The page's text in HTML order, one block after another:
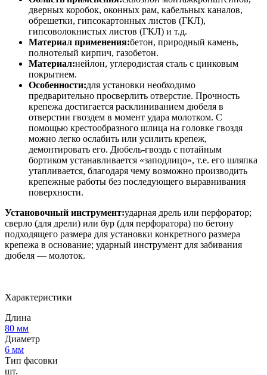
дверных коробок, оконных рам, кабельных каналов,
обрешетки, гипсокартонных листов (ГКЛ),
гипсоволокнистых листов (ГКЛ) и т.д.
Материал применения:бетон, природный камень,
полнотелый кирпич, газобетон.
Материал:нейлон, углеродистая сталь с цинковым
покрытием.
Особенности:для установки необходимо
предварительно просверлить отверстие. Прочность
крепежа достигается расклиниванием дюбеля в
отверстии гвоздем в момент удара молотком. С
помощью крестообразного шлица на головке гвоздя
можно легко ослабить или усилить крепеж,
демонтировать его. Дюбель-гвоздь с потайным
бортиком устанавливается «заподлицо», т.е. его шляпка
утапливается, благодаря чему возможно производить
крепежные работы без последующего выравнивания
поверхности.
Установочный инструмент:ударная дрель или перфоратор;
сверло (для дрели) или бур (для перфоратора) по бетону
подходящего размера для установки конкретного размера
крепежа в основание; ударный инструмент для забивания
дюбеля — молоток.
Характеристики
Длина
80 мм
Диаметр
6 мм
Тип фасовки
шт.